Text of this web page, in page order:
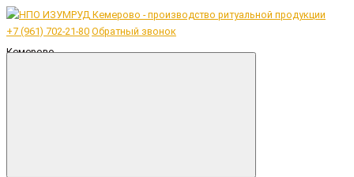
+7 (961) 702-21-80 Обратный звонок